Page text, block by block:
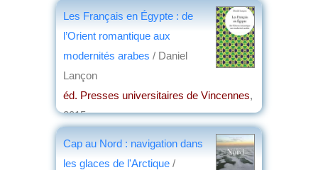
Bernard Dupaigne
Les Français en Égypte : de
l’Orient romantique aux
modernités arabes / Daniel
Lançon
éd. Presses universitaires de Vincennes,
2015
Cap au Nord : navigation dans
les glaces de l'Arctique /